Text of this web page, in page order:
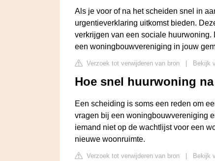
Als je voor of na het scheiden snel in
urgentieverklaring uitkomst bieden.
verkrijgen van een sociale
een woningbouwvereniging in jouw
Verzoek tot verwijderen van bron Bekijk
Hoe snel huurwoning
Een scheiding is soms een reden om
vragen bij een woningbouwvereniging
iemand niet op de wachtlijst voor een
nieuwe woonruimte.
Verzoek tot verwijderen van bron Bekijk